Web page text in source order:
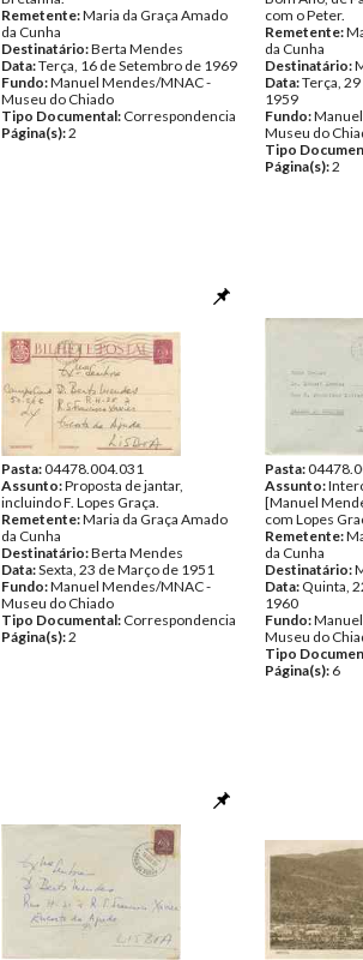
Remetente:Maria da Graça Amado
da Cunha
Destinatário:Berta Mendes
Data:Terça, 16 de Setembro de 1969
Fundo:Manuel Mendes/MNAC -
Museu do Chiado
Tipo Documental: Correspondencia
Página(s):2
com o Peter.
Remetente:
da Cunha
Destinatário:
Data:Terça,
1959
Fundo:
Museu do
Tipo
Página(s):2
Pasta:04478.004.031
Assunto:Proposta de jantar,
incluindo F. Lopes Graça.
Remetente:Maria da Graça Amado
da Cunha
Destinatário:Berta Mendes
Data:Sexta, 23 de Março de 1951
Fundo:Manuel Mendes/MNAC -
Museu do Chiado
Tipo Documental: Correspondencia
Página(s):2
Pasta:
Assunto:
[Manuel
com Lopes
Remetente:
da Cunha
Destinatário:
Data: Quinta,
1960
Fundo:
Museu do
Tipo
Página(s): 6